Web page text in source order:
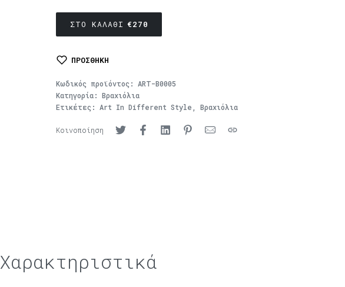
€270
ΣΤΟ ΚΑΛΆΘΙ
ΠΡΟΣΘΉΚΗ
Κωδικός προϊόντος:ART-B0005
Κατηγορία:Βραχιόλια
Ετικέτες:Art In Different Style,Βραχιόλια
Κοινοποίηση
Χαρακτηριστικά